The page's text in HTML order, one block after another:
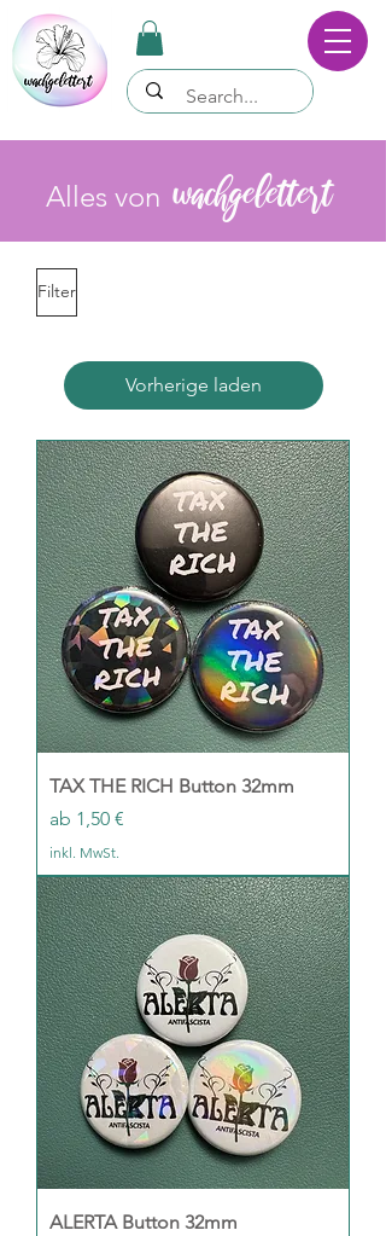
Alles von wachgelettert
Filter
Vorherige laden
TAX THE RICH Button 32mm
ab 1,50 €
Sale-Preis
inkl. MwSt.
ALERTA Button 32mm